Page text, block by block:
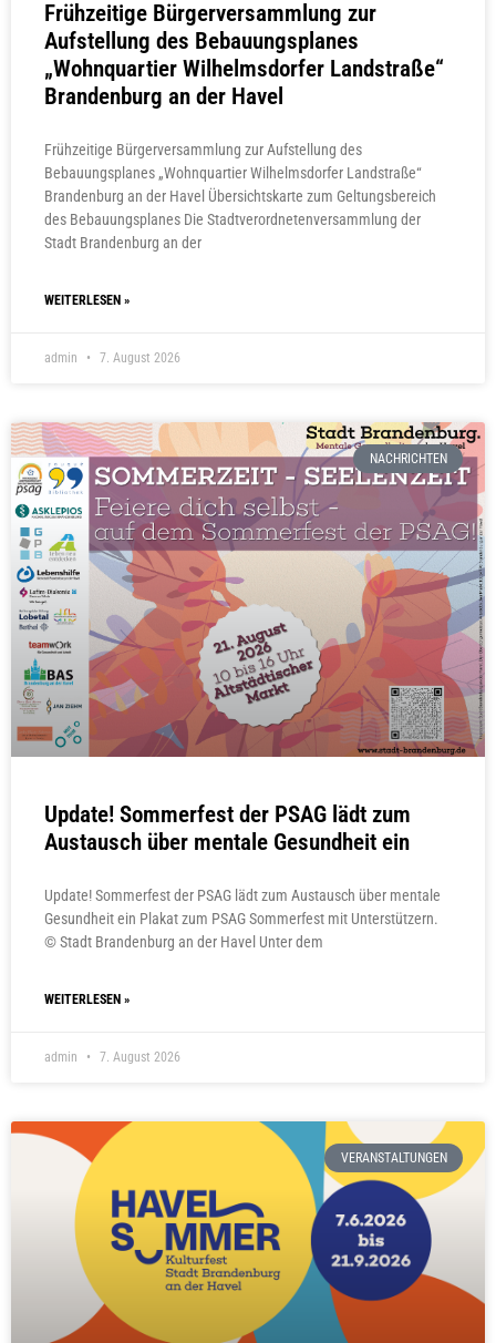
Frühzeitige Bürgerversammlung zur
Aufstellung des Bebauungsplanes
„Wohnquartier Wilhelmsdorfer Landstraße“
Brandenburg an der Havel
Frühzeitige Bürgerversammlung zur Aufstellung des
Bebauungsplanes „Wohnquartier Wilhelmsdorfer Landstraße“
Brandenburg an der Havel Übersichtskarte zum Geltungsbereich
des Bebauungsplanes Die Stadtverordnetenversammlung der
Stadt Brandenburg an der
WEITERLESEN »
admin 7. August 2026
NACHRICHTEN
Update! Sommerfest der PSAG lädt zum
Austausch über mentale Gesundheit ein
Update! Sommerfest der PSAG lädt zum Austausch über mentale
Gesundheit ein Plakat zum PSAG Sommerfest mit Unterstützern.
© Stadt Brandenburg an der Havel Unter dem
WEITERLESEN »
admin 7. August 2026
VERANSTALTUNGEN